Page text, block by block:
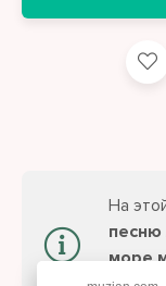
На
песню
море